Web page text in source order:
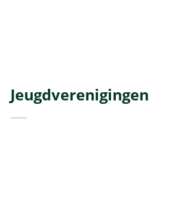
Jeugdverenigingen